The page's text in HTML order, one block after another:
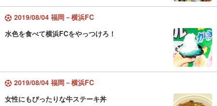
2019/08/04 福岡－横浜FC
水色を食べて横浜FCをやっつけろ！
2019/08/04 福岡－横浜FC
女性にもぴったりな牛ステーキ丼